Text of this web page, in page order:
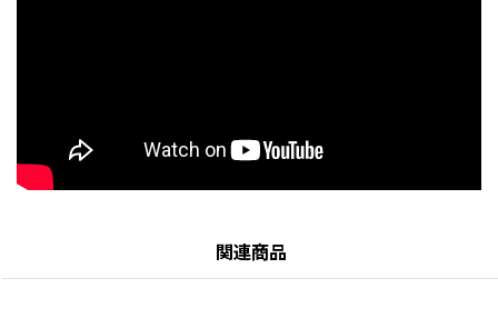
関連商品